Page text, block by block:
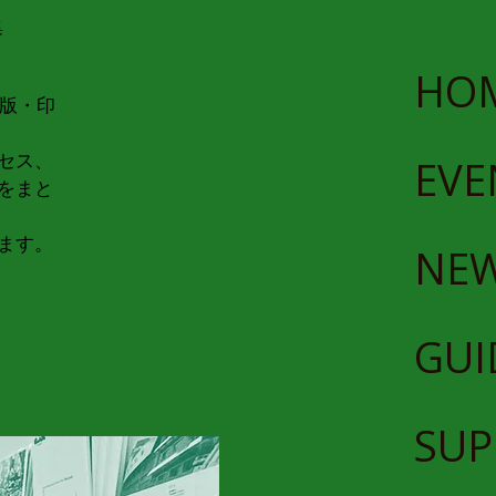
・印
、
まと
。